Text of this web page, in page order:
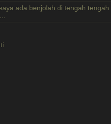
ada benjolah di tengah